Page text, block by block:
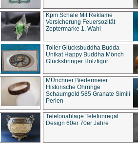
Kpm Schale Mit Reklame
Versicherung Feuersozität
Zeptermarke 1. Wahl
Toller Glücksbuddha Budda
Unikat Happy Buddha Mönch
Glücksbringer Holzfigur
MÜnchner Biedermeier
Historische Ohrringe
Schaumgold 585 Granate Simili
Perlen
Telefonablage Telefonregal
Design 60er 70er Jahre